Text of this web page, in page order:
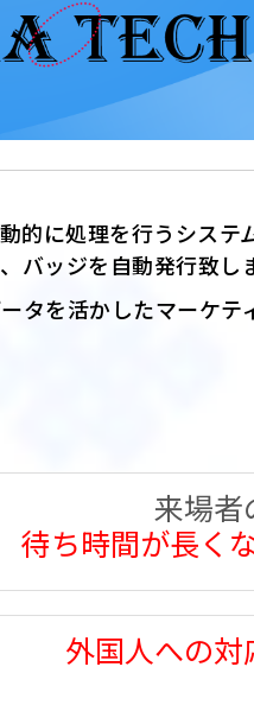
的に処理を行うシステ
バッジを自動発行致し
タを活かしたマーケテ
来場者
待ち時間が長く
外国人への対